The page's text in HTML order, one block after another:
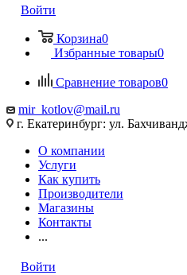
Войти
Корзина0
Избранные товары0
Сравнение товаров0
mir_kotlov@mail.ru
г. Екатеринбург: ул.
О компании
Услуги
Как купить
Производители
Магазины
Контакты
...
Войти